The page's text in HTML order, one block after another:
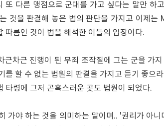
또 다른 맹점으로 군대를 가고 싶다는 말만 하
것을 판결해 놓은 법의 판단을 가지고 이제는
따름인 것이 법을 해석한 이들의 입장이다.
근차근 진행이 된 무죄 조작질에 그는 군을 가
를 할 수 없는 법원의 판결을 가지고 듣기 좋으
타령에 그저 곤혹스러운 곳도 법원이 되었다.
가야 하는 것을 의미하는 말이며.. '권리가 아